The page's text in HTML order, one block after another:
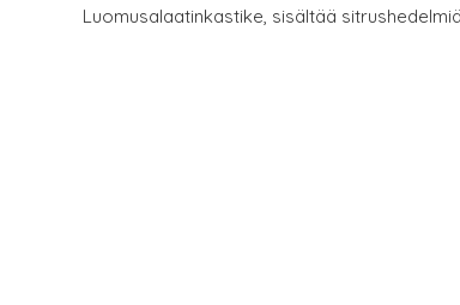
Luomusalaatinkastike, sisältää